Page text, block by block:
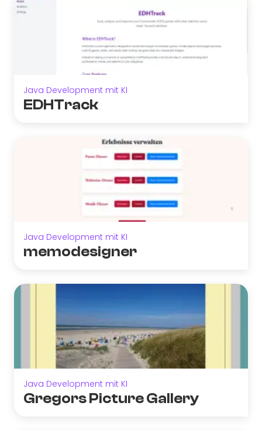
Java Development mit KI
EDHTrack
Java Development mit KI
memodesigner
Java Development mit KI
Gregors Picture Gallery